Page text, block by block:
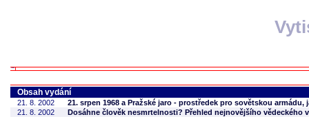
Obsah vydání
21. 8. 2002
21. srpen 1968 a Pražské jaro - prostředek pro sovětskou
21. 8. 2002
Dosáhne člověk nesmrtelnosti? Přehled nejnovějšího vědeckého